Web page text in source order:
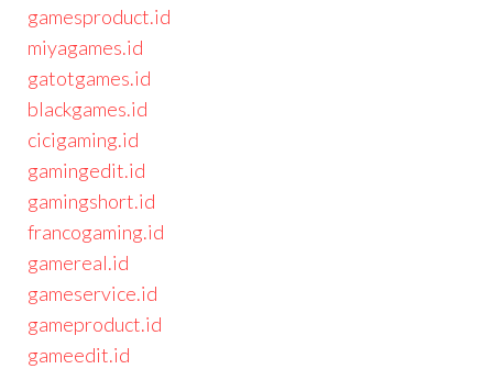
gamesproduct.id
miyagames.id
gatotgames.id
blackgames.id
cicigaming.id
gamingedit.id
gamingshort.id
francogaming.id
gamereal.id
gameservice.id
gameproduct.id
gameedit.id